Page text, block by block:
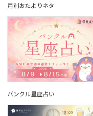
月別おたよりネタ
バンクル星座占い